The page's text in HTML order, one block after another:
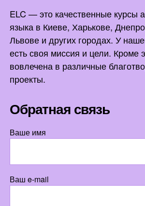
ELC — это качественные курсы
языка в Киеве, Харькове,
Львове и других городах. У
есть своя миссия и цели. Кроме
вовлечена в различные
проекты.
Обратная связь
Ваше имя
Ваш e-mail